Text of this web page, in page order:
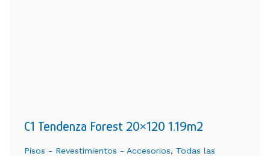
C1 Tendenza Forest 20×120 1.19m2
Pisos - Revestimientos - Accesorios, Todas las